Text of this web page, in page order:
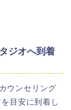
ジオへ到着
ウンセリング
目安に到着し